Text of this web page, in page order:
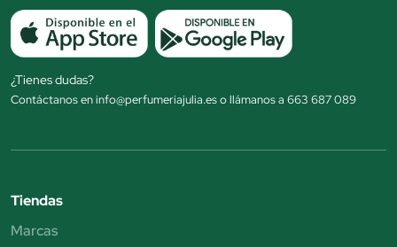
¿Tienes dudas?
Contáctanos en info@perfumeriajulia.es o llámanos a 663 687 089
Tiendas
Marcas